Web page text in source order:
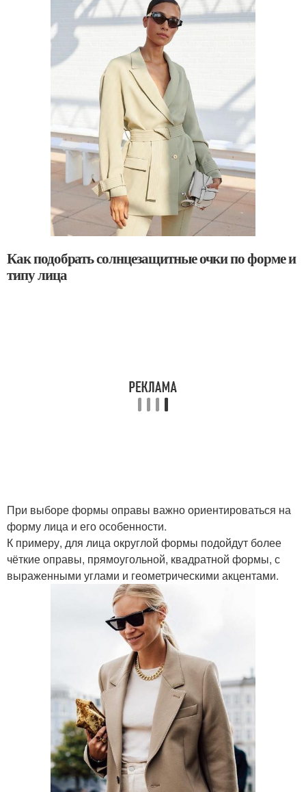
Как подобрать солнцезащитные очки по форме и
типу лица
При выборе формы оправы важно ориентироваться на
форму лица и его особенности.
К примеру, для лица округлой формы подойдут более
чёткие оправы, прямоугольной, квадратной формы, с
выраженными углами и геометрическими акцентами.